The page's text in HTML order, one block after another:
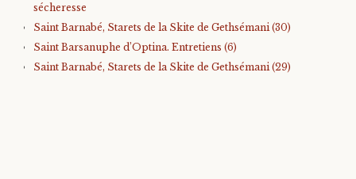
sécheresse
Saint Barnabé, Starets de la Skite de Gethsémani (30)
Saint Barsanuphe d’Optina. Entretiens (6)
Saint Barnabé, Starets de la Skite de Gethsémani (29)